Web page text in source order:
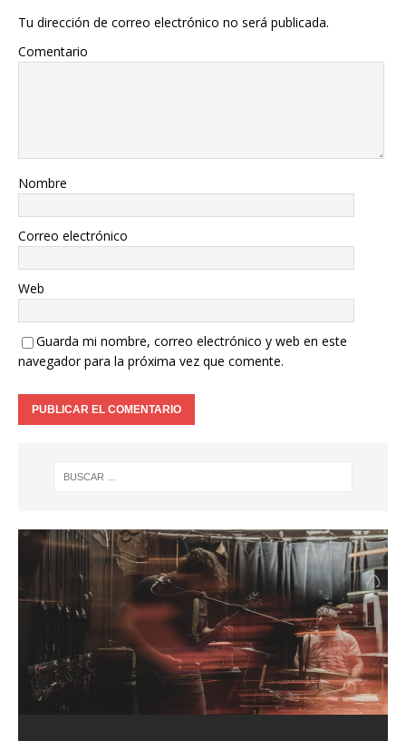
Tu dirección de correo electrónico no será publicada.
Comentario
Nombre
Correo electrónico
Web
Guarda mi nombre, correo electrónico y web en este
navegador para la próxima vez que comente.
ENTREVISTA KILMARA
ALFA PENTATONIK LANZA EL EP
ENTREVISTA BLACK SATELITE
Entrevista a Xeneris